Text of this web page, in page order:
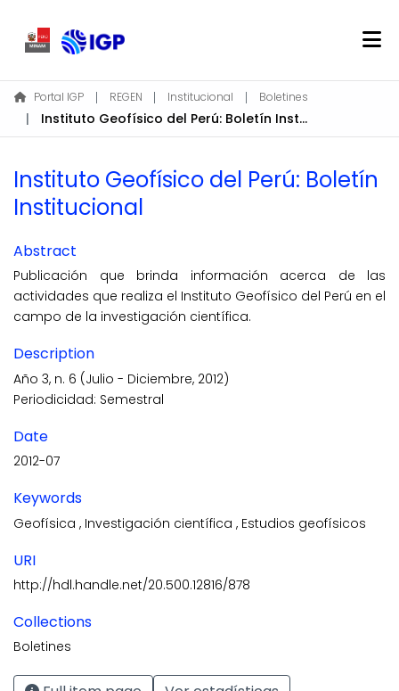
Home
About REGEN
Find
Statistics
EN
Portal IGP REGEN Institucional Boletines
Instituto Geofísico del Perú: Boletín Institucional
Instituto Geofísico del Perú: Boletín
Institucional
Abstract
Publicación que brinda información acerca de las
actividades que realiza el Instituto Geofísico del Perú en el
campo de la investigación científica.
Description
Año 3, n. 6 (Julio - Diciembre, 2012)
Periodicidad: Semestral
Date
2012-07
Keywords
Geofísica , Investigación científica , Estudios geofísicos
URI
http://hdl.handle.net/20.500.12816/878
Collections
Boletines